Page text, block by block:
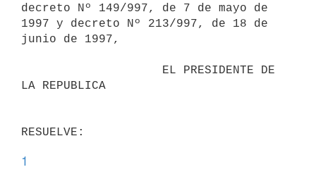
decreto Nº 149/997, de 7 de mayo de
1997 y decreto Nº 213/997, de 18 de
junio de 1997,
LA REPUBLICA
1